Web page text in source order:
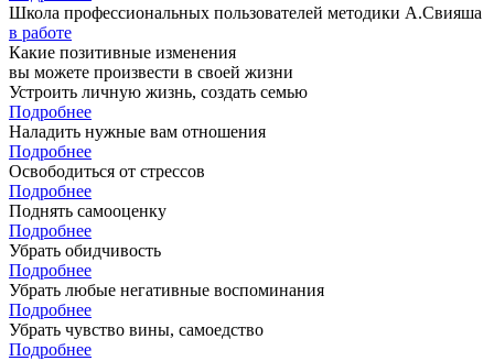
Школа профессиональных пользователей методики А.Свияша
в работе
Какие позитивные изменения
вы можете произвести в своей жизни
Устроить личную жизнь, создать семью
Подробнее
Наладить нужные вам отношения
Подробнее
Освободиться от стрессов
Подробнее
Поднять самооценку
Подробнее
Убрать обидчивость
Подробнее
Убрать любые негативные воспоминания
Подробнее
Убрать чувство вины, самоедство
Подробнее